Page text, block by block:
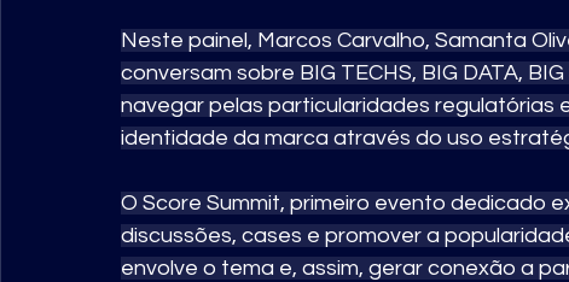
Neste painel, Marcos Carvalho, Samanta
conversam sobre BIG TECHS, BIG DATA,
navegar pelas particularidades regulatórias
identidade da marca através do uso
O Score Summit, primeiro evento dedicado
discussões, cases e promover a
envolve o tema e, assim, gerar conexão a